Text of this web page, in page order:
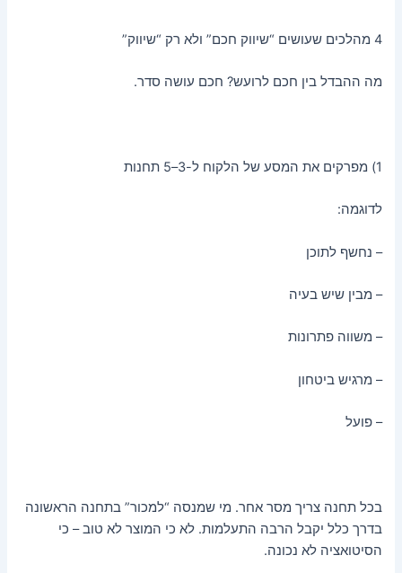
4 מהלכים שעושים “שיווק חכם” ולא רק “שיווק”
מה ההבדל בין חכם לרועש? חכם עושה סדר.
1) מפרקים את המסע של הלקוח ל-3–5 תחנות
לדוגמה:
– נחשף לתוכן
– מבין שיש בעיה
– משווה פתרונות
– מרגיש ביטחון
– פועל
בכל תחנה צריך מסר אחר. מי שמנסה “למכור” בתחנה הראשונה
בדרך כלל יקבל הרבה התעלמות. לא כי המוצר לא טוב – כי
הסיטואציה לא נכונה.